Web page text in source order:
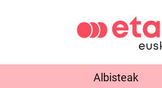
Albisteak